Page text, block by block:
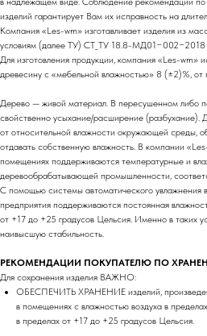
изделий гарантирует Вам их исправность на
Компания «Les-wm» изготавливает изделия из
условиям (далее ТУ) СТ_ТУ 18.8-
Для изготовления продукции, компания «Les-wm»
древесину с «мебельной влажностью» 8 (±2)%, от
Дерево — живой материал. В пересушенном либо
свойственно усыхание/расширение (разбухание).
от относительной влажности окружающей среды,
отдавать собственную влажность. В компании
помещениях поддерживаются температурные и
деревообрабатывающей промышленности,
С помощью системы автоматического увлажнения
предприятия поддерживаются постоянная
от +17 до +25 градусов Цельсия. Именно в таких
наивысшую стабильность.
РЕКОМЕНДАЦИИ ПОКУПАТЕЛЮ ПО
Для сохранения изделия ВАЖНО:
ОБЕСПЕЧИТЬ ХРАНЕНИЕ изделий,
в помещениях с влажностью воздуха в
в пределах от +17 до +25 градусов Цельсия.
Компания
Блог
Столики